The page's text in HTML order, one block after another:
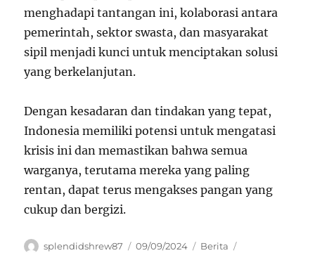
menghadapi tantangan ini, kolaborasi antara
pemerintah, sektor swasta, dan masyarakat
sipil menjadi kunci untuk menciptakan solusi
yang berkelanjutan.
Dengan kesadaran dan tindakan yang tepat,
Indonesia memiliki potensi untuk mengatasi
krisis ini dan memastikan bahwa semua
warganya, terutama mereka yang paling
rentan, dapat terus mengakses pangan yang
cukup dan bergizi.
Author
splendidshrew87
Posted
09/09/2024 Categories
Berita